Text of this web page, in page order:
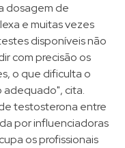
dosagem de
e muitas vezes
disponíveis não
com precisão os
o que dificulta o
cita.​
testosterona entre
por influenciadoras
os profissionais